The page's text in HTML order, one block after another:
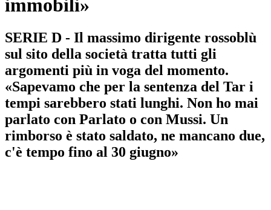
immobili»
SERIE D - Il massimo dirigente rossoblù
sul sito della società tratta tutti gli
argomenti più in voga del momento.
«Sapevamo che per la sentenza del Tar i
tempi sarebbero stati lunghi. Non ho mai
parlato con Parlato o con Mussi. Un
rimborso è stato saldato, ne mancano due,
c'è tempo fino al 30 giugno»